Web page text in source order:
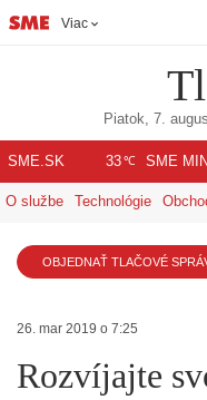
Viac
Piatok, 7.
SME.SK 33℃ SME
O službe Technológie
OBJEDNAŤ TLAČOVÉ
26. mar 2019 o 7:25
Rozvíjajte